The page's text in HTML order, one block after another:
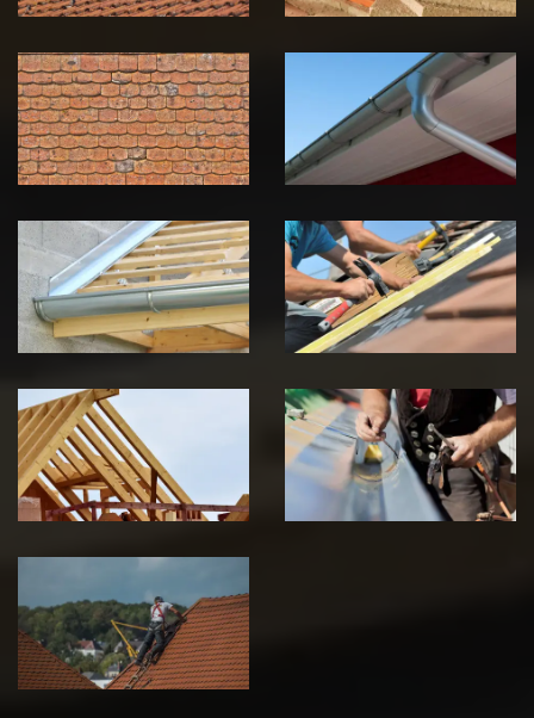
démoussage de
toiture 39
Jura
pose de
gouttière 39
Jura
Pose de
Chéneau 39
Jura
Réparation de
toiture 39
Jura
Traitement de
charpente 39
Jura
Travaux de
zinguerie 39
Jura
Urgence fuite
de toiture 39
Jura